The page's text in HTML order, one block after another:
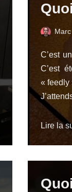
C’est
C’est
« feedly
Lire la